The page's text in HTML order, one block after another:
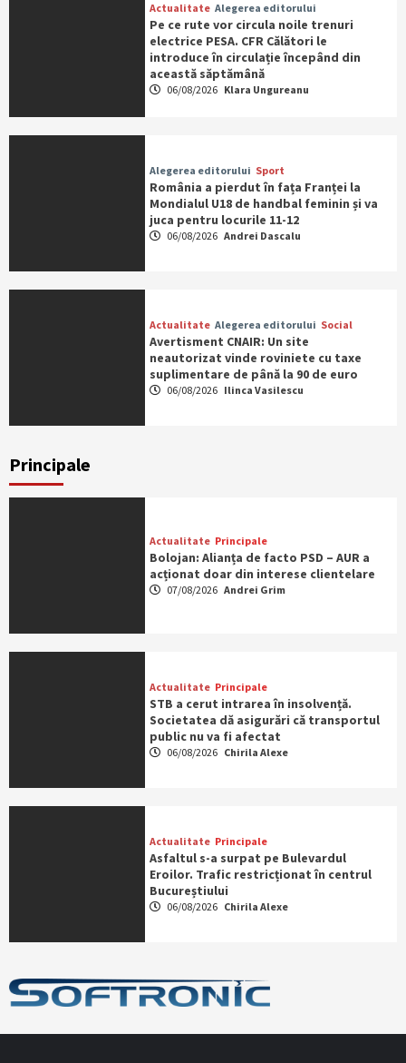
Actualitate Alegerea editorului
Pe ce rute vor circula noile trenuri
electrice PESA. CFR Călători le
introduce în circulație începând din
această săptămână
06/08/2026 Klara Ungureanu
Alegerea editorului Sport
România a pierdut în fața Franței la
Mondialul U18 de handbal feminin și va
juca pentru locurile 11-12
06/08/2026 Andrei Dascalu
Actualitate Alegerea editorului Social
Avertisment CNAIR: Un site
neautorizat vinde roviniete cu taxe
suplimentare de până la 90 de euro
06/08/2026 Ilinca Vasilescu
Principale
Actualitate Principale
Bolojan: Alianța de facto PSD – AUR a
acționat doar din interese clientelare
07/08/2026 Andrei Grim
Actualitate Principale
STB a cerut intrarea în insolvență.
Societatea dă asigurări că transportul
public nu va fi afectat
06/08/2026 Chirila Alexe
Actualitate Principale
Asfaltul s-a surpat pe Bulevardul
Eroilor. Trafic restricționat în centrul
Bucureștiului
06/08/2026 Chirila Alexe